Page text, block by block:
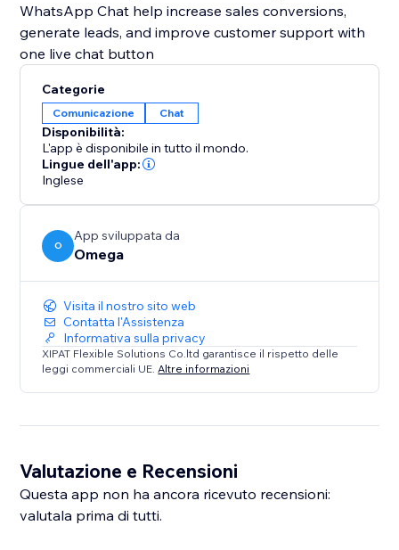
WhatsApp Chat help increase sales conversions,
generate leads, and improve customer support with
one live chat button
Categorie
Comunicazione Chat
Disponibilità:
L'app è disponibile in tutto il mondo.
Lingue dell'app:
Inglese
O
App sviluppata da
Omega
Visita il nostro sito web
Contatta l'Assistenza
Informativa sulla privacy
XIPAT Flexible Solutions Co.ltd garantisce il rispetto delle
leggi commerciali UE. Altre informazioni
Valutazione e Recensioni
Questa app non ha ancora ricevuto recensioni:
valutala prima di tutti.